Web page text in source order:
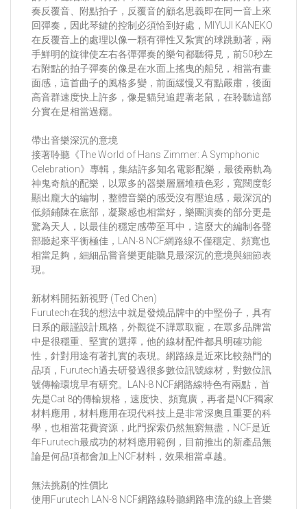
奏反覆音、附點拍子，反覆音的顧名思義即在同一音上來
回彈奏，因此琴鍵的控制必須恰到好處，MIYUJI KANEKO
在反覆音上的處理以像一顆有彈性又紮實的球跳動著，兩
手鮮明的旋律使左右各彈彈奏的樂句都聽得見，前50秒左
右附點的拍子彈奏的像是在水面上搖曳的船兒，相當有畫
面感，這首曲子的風格多變，前面緩慢又有點嚴肅，後面
高音群速度快上許多，像是貓兒追趕著老鼠，在聆聽這部
分實在是相當過癮。
帶出⾳樂深沉的意境
接著聆聽《The World of Hans Zimmer: A Symphonic
Celebration》專輯，集結許多知名電影配樂，最後兩軌為
神⿁奇航的配樂，以眾多的器樂層層堆積⾊彩，寬闊度彰
顯出龐⼤的編制，整體⾳樂的感受沒有壓迫感，最深沉的
低頻鋪陳在底部，凝聚感也相當好，樂團演奏的部分更是
驚為天人，以最佳的穩定感帶至耳中，這麼大的編制各聲
部聽起來平衡極佳，LAN-8 NCF網路線不僅穩定、頻寬也
相當足夠，細細品嘗⾳樂更能聽見最深沉的意境與細節表
現。
新材料開拓新視野 (Ted Chen)
Furutech在我的想法中就是發燒品牌中的中堅份子，具有
日系的嚴謹設計風格，外觀從不譁眾取寵，在眾多品牌當
中是很穩重、堅實的選擇，他的線材配件都具明確功能
性，針對用途有著扎實的表現。網路線是近來比較熱門的
品項，Furutech過去研發過很多數位訊號線材，對數位訊
號傳輸環境早有研究。LAN-8 NCF網路線特色有兩點，首
先是Cat 8的傳輸規格，速度快、頻寬廣，再者是NCF獨家
材料應用，材料應用在現代科技上是非常深奧且重要的科
學，也相當花費資源，此門探索仍然無窮無盡，NCF是近
年Furutech最成功的材料應用範例，目前推出的新產品無
論是何品項都會加上NCF材料，效果相當卓越。
無法挑剔的性價比
使用Furutech LAN-8 NCF網路線聆聽網路串流的線上音樂